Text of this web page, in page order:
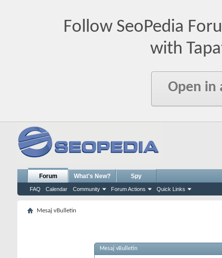
Follow SeoPedia
with
Open in
Forum
FAQ Calendar Community Forum Actions Quick Links
What's New? Spy
Mesaj vBulletin
Mesaj vBulletin